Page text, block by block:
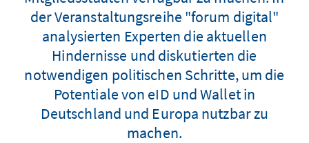
der Veranstaltungsreihe "forum digital"
analysierten Experten die aktuellen
Hindernisse und diskutierten die
notwendigen politischen Schritte, um die
Potentiale von eID und Wallet in
Deutschland und Europa nutzbar zu
machen.